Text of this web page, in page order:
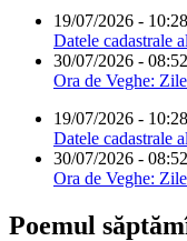
19/07/2026 - 10:28
Datele cadastrale
30/07/2026 - 08:52
Ora de Veghe:
19/07/2026 - 10:28
Datele cadastrale
30/07/2026 - 08:52
Ora de Veghe:
Poemul